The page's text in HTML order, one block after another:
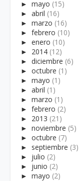
► mayo (15)
► abril (16)
► marzo (16)
► febrero (10)
► enero (10)
► 2014 (12)
► diciembre (6)
► octubre (1)
► mayo (1)
► abril (1)
► marzo (1)
► febrero (2)
► 2013 (21)
► noviembre (5)
► octubre (7)
► septiembre (3)
► julio (2)
► junio (2)
► mayo (2)